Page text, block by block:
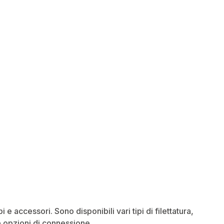
e accessori. Sono disponibili vari tipi di filettatura,